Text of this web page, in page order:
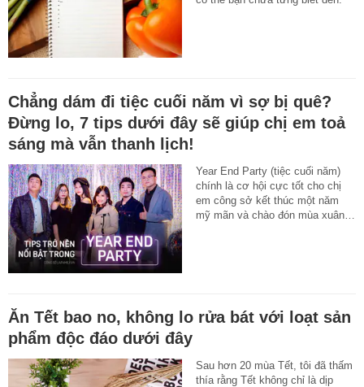
Chẳng dám đi tiệc cuối năm vì sợ bị quê?
Đừng lo, 7 tips dưới đây sẽ giúp chị em toả
sáng mà vẫn thanh lịch!
Year End Party (tiệc cuối năm)
chính là cơ hội cực tốt cho chị
em công sở kết thúc một năm
mỹ mãn và chào đón mùa xuân…
Ăn Tết bao no, không lo rửa bát với loạt sản
phẩm độc đáo dưới đây
Sau hơn 20 mùa Tết, tôi đã thấm
thía rằng Tết không chỉ là dịp